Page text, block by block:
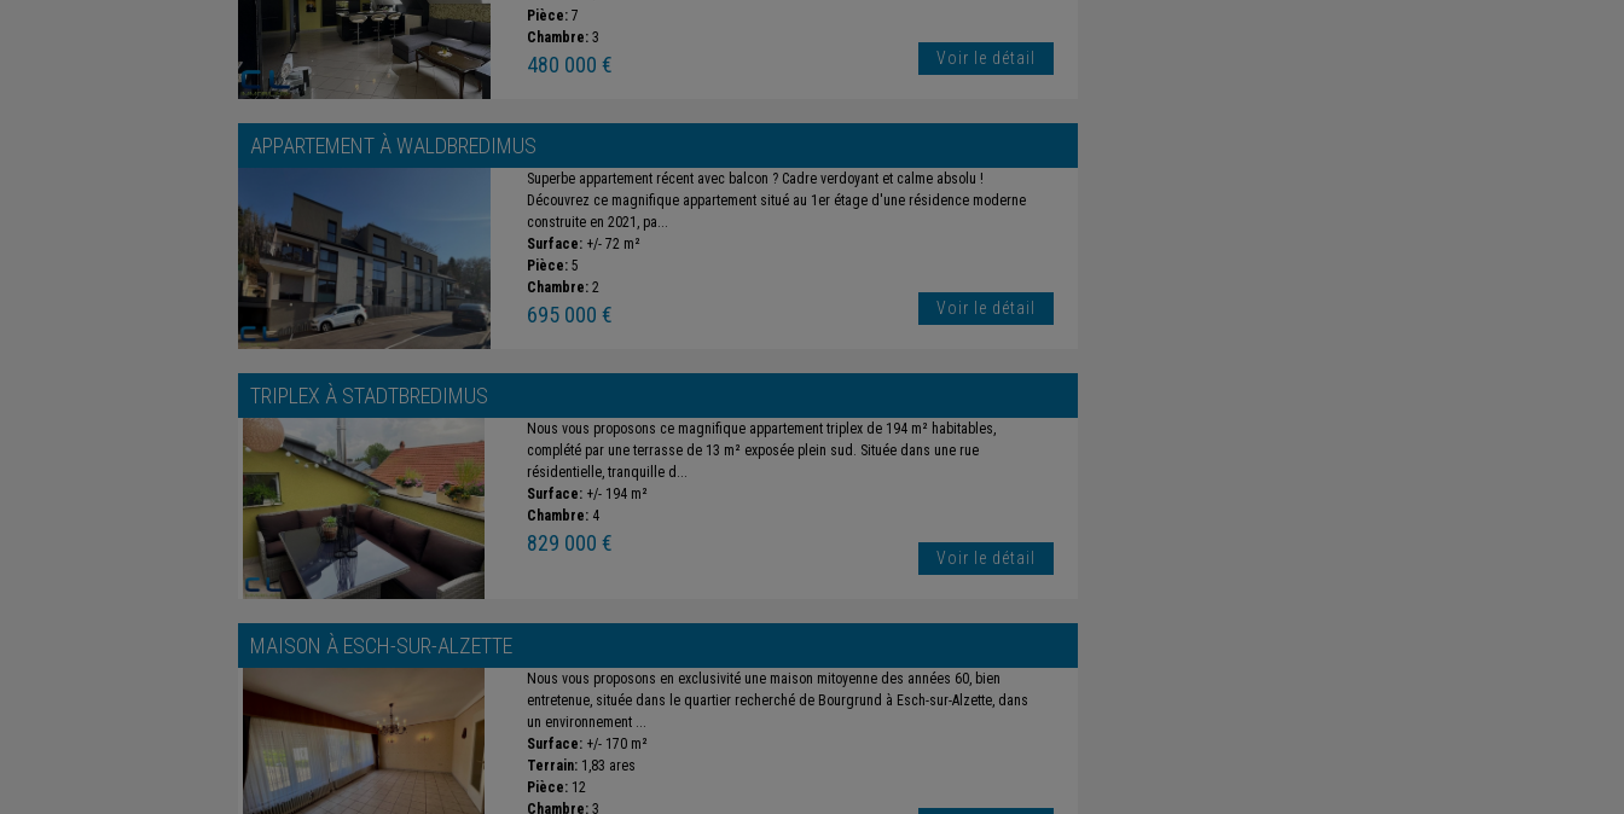
Pièce: 7
Chambre: 3
480 000 € Voir le détail
APPARTEMENT ÀWALDBREDIMUS
Superbe appartement récent avec balcon ? Cadre verdoyant et calme absolu !
Découvrez ce magnifique appartement situé au 1er étage d'une résidence moderne
construite en 2021, pa...
Surface: +/- 72 m²
Pièce: 5
Chambre: 2
695 000 € Voir le détail
TRIPLEX À STADTBREDIMUS
Nous vous proposons ce magnifique appartement triplex de 194 m² habitables,
complété par une terrasse de 13 m² exposée plein sud. Située dans une rue
résidentielle, tranquille d...
Surface: +/- 194 m²
Chambre: 4
829 000 €
Voir le détail
MAISON À ESCH-SUR-ALZETTE
Nous vous proposons en exclusivité une maison mitoyenne des années 60, bien
entretenue, située dans le quartier recherché de Bourgrund à Esch-sur-Alzette, dans
un environnement ...
Surface: +/- 170 m²
Terrain: 1,83 ares
Pièce: 12
Chambre: 3